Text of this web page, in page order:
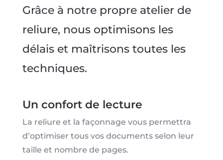
Grâce à notre propre atelier de
reliure, nous optimisons les
délais et maîtrisons toutes les
techniques.
Un confort de lecture
La reliure et la façonnage vous permettra
d’optimiser tous vos documents selon leur
taille et nombre de pages.